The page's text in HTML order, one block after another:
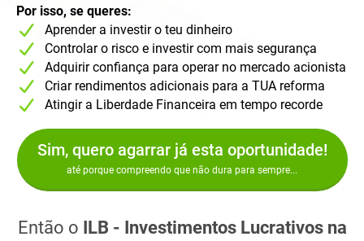
Por isso, se queres:
Aprender a investir o teu dinheiro
Controlar o risco e investir com mais segurança
Adquirir confiança para operar no mercado acionista
Criar rendimentos adicionais para a TUA reforma
Atingir a Liberdade Financeira em tempo recorde
Sim, quero agarrar já esta oportunidade!
até porque compreendo que não dura para sempre...
Então o ILB - Investimentos Lucrativos na